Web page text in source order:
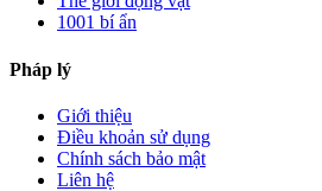
1001 bí ẩn
Pháp lý
Giới thiệu
Điều khoản sử dụng
Chính sách bảo mật
Liên hệ